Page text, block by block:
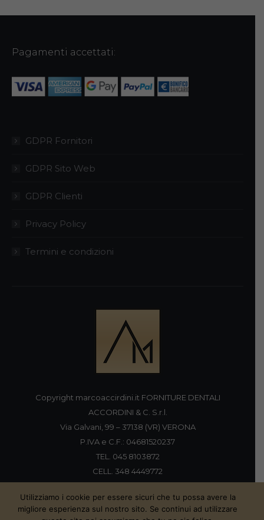
Pagamenti accettati:
GDPR Fornitori
GDPR Sito Web
GDPR Clienti
Privacy Policy
Termini e condizioni
Copyright marcoaccirdini.it FORNITURE DENTALI
ACCORDINI & C. S.r.l.
Via Galvani, 99 – 37138 (VR) VERONA
P.IVA e C.F.: 04681520237
TEL. 045 8103872
CELL. 348 4449772
Utilizziamo i cookie per essere sicuri che tu possa avere la
migliore esperienza sul nostro sito. Se continui ad utilizzare